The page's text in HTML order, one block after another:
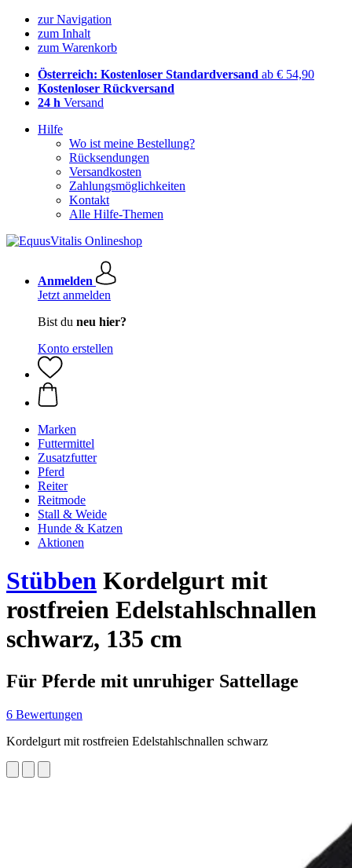
zur Navigation
zum Inhalt
zum Warenkorb
Österreich: Kostenloser Standardversand ab € 54,90
Kostenloser Rückversand
24 h Versand
Hilfe
Wo ist meine Bestellung?
Rücksendungen
Versandkosten
Zahlungsmöglichkeiten
Kontakt
Alle Hilfe-Themen
Anmelden
Jetzt anmelden
Bist du neu hier?
Konto erstellen
Marken
Futtermittel
Zusatzfutter
Pferd
Reiter
Reitmode
Stall & Weide
Hunde & Katzen
Aktionen
Stübben Kordelgurt mit
rostfreien Edelstahlschnallen
schwarz, 135 cm
Für Pferde mit unruhiger Sattellage
6 Bewertungen
Kordelgurt mit rostfreien Edelstahlschnallen schwarz